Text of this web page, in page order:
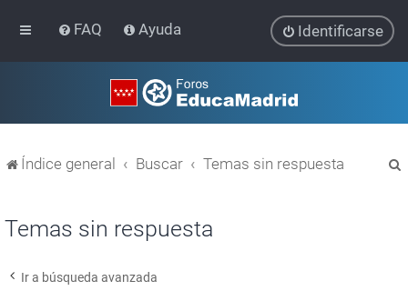
FAQ Ayuda Identificarse
Índice general Buscar Temas sin respuesta
Temas sin respuesta
Ir a búsqueda avanzada